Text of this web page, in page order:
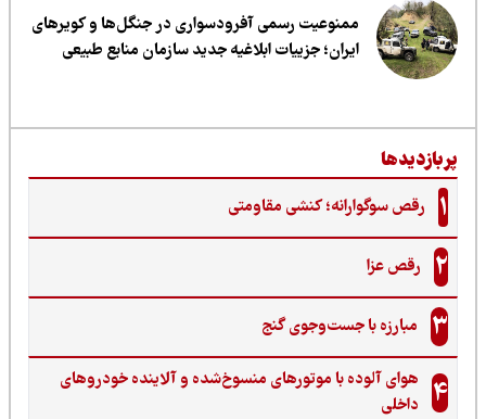
ممنوعیت رسمی آفرودسواری در جنگل‌ها و کویرهای
ایران؛ جزییات ابلاغیه جدید سازمان منابع طبیعی
رقص سوگوارانه؛ کنشی مقاومتی
رقص عزا
مبارزه با جست‌وجوی گنج‌
هوای آلوده با موتورهای منسوخ‌شده و آلاینده خودروهای
داخلی